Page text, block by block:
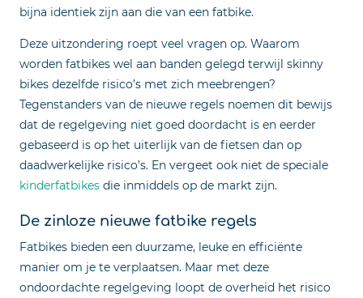
bijna identiek zijn aan die van een fatbike.
Deze uitzondering roept veel vragen op. Waarom
worden fatbikes wel aan banden gelegd terwijl skinny
bikes dezelfde risico’s met zich meebrengen?
Tegenstanders van de nieuwe regels noemen dit bewijs
dat de regelgeving niet goed doordacht is en eerder
gebaseerd is op het uiterlijk van de fietsen dan op
daadwerkelijke risico’s. En vergeet ook niet de speciale
kinderfatbikes die inmiddels op de markt zijn.
De zinloze nieuwe fatbike regels
Fatbikes bieden een duurzame, leuke en efficiënte
manier om je te verplaatsen. Maar met deze
ondoordachte regelgeving loopt de overheid het risico